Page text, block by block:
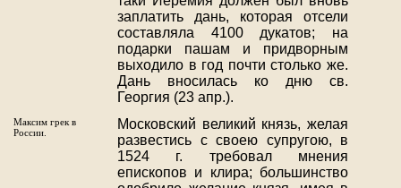
заплатить дань, которая отсели
составляла 4100 дукатов; на
подарки пашам и придворным
выходило в год почти столько же.
Дань вносилась ко дню св.
Георгия (23 апр.).
Максим грек в
России.
Московский великий князь, желая
развестись с своею супругою, в
1524 г. требовал мнения
епископов и клира; большинство